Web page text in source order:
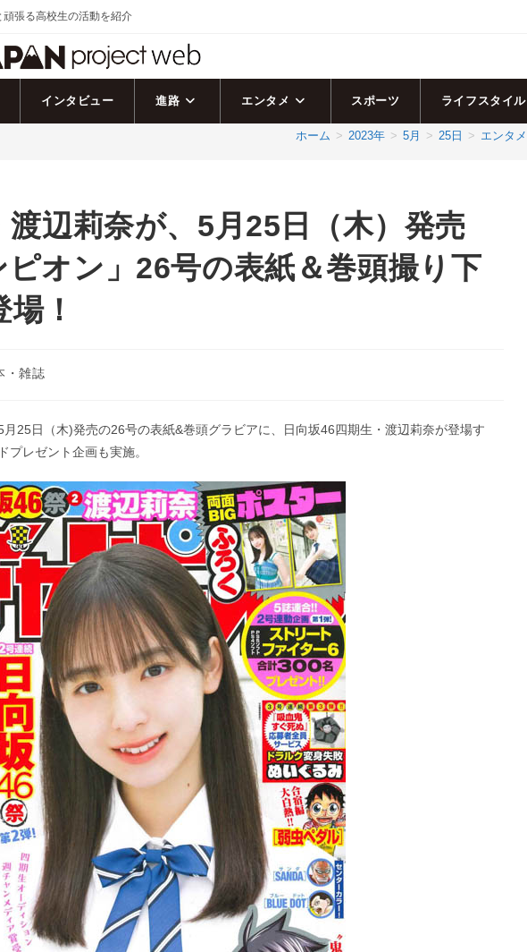
張る高校生の活動を紹介
インタビュー 進路 エンタメ スポーツ ライフスタイル
ホーム > 2023年 > 5月 > 25日 > エンタメ
渡辺莉奈が、5月25日（木）発売
ピオン」26号の表紙＆巻頭撮り下
！
・雑誌
25日（木)発売の26号の表紙&巻頭グラビアに、日向坂46四期生・渡辺莉奈が登場す
プレゼント企画も実施。